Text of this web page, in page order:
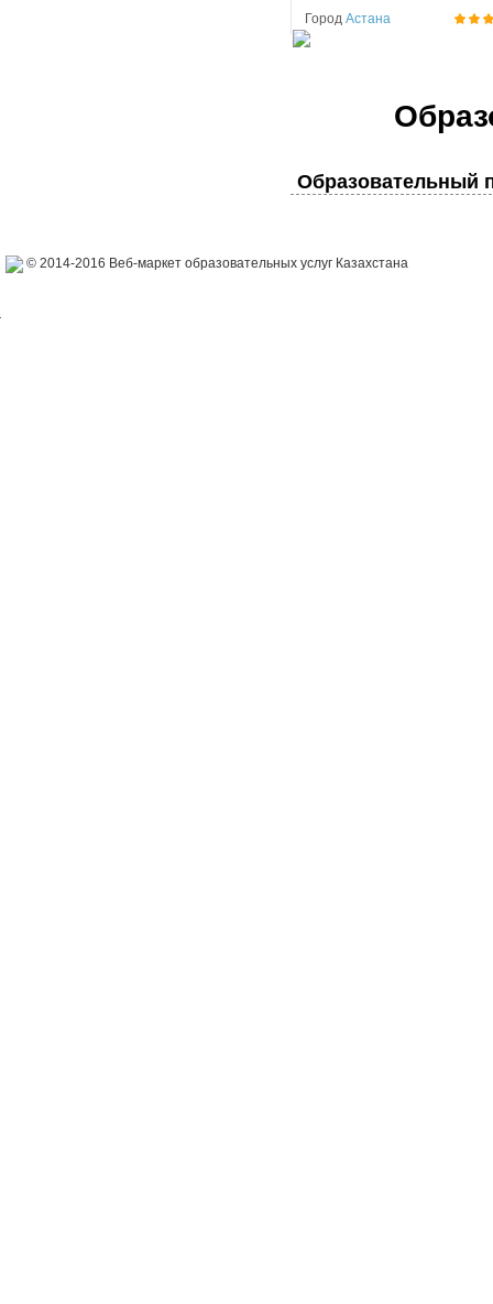
Город Астана
Образовательный
© 2014-2016 Веб-маркет образовательных услуг Казахстана